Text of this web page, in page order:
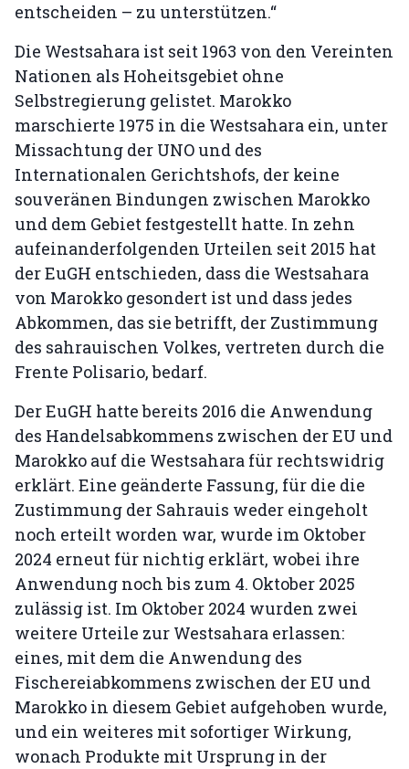
entscheiden – zu unterstützen.“
Die Westsahara ist seit 1963 von den Vereinten
Nationen als Hoheitsgebiet ohne
Selbstregierung gelistet. Marokko
marschierte 1975 in die Westsahara ein, unter
Missachtung der UNO und des
Internationalen Gerichtshofs, der keine
souveränen Bindungen zwischen Marokko
und dem Gebiet festgestellt hatte. In zehn
aufeinanderfolgenden Urteilen seit 2015 hat
der EuGH entschieden, dass die Westsahara
von Marokko gesondert ist und dass jedes
Abkommen, das sie betrifft, der Zustimmung
des sahrauischen Volkes, vertreten durch die
Frente Polisario, bedarf.
Der EuGH hatte bereits 2016 die Anwendung
des Handelsabkommens zwischen der EU und
Marokko auf die Westsahara für rechtswidrig
erklärt. Eine geänderte Fassung, für die die
Zustimmung der Sahrauis weder eingeholt
noch erteilt worden war, wurde im Oktober
2024 erneut für nichtig erklärt, wobei ihre
Anwendung noch bis zum 4. Oktober 2025
zulässig ist. Im Oktober 2024 wurden zwei
weitere Urteile zur Westsahara erlassen:
eines, mit dem die Anwendung des
Fischereiabkommens zwischen der EU und
Marokko in diesem Gebiet aufgehoben wurde,
und ein weiteres mit sofortiger Wirkung,
wonach Produkte mit Ursprung in der